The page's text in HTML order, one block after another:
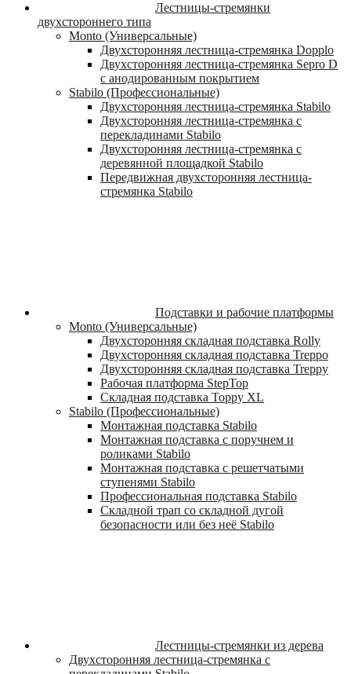
Лестницы-стремянки
двухстороннего типа
Monto (Универсальные)
Двухсторонняя лестница-стремянка Dopplo
Двухсторонняя лестница-стремянка Sepro D
с анодированным покрытием
Stabilo (Профессиональные)
Двухсторонняя лестница-стремянка Stabilo
Двухсторонняя лестница-стремянка с
перекладинами Stabilo
Двухсторонняя лестница-стремянка с
деревянной площадкой Stabilo
Передвижная двухсторонняя лестница-
стремянка Stabilo
Подставки и рабочие платформы
Monto (Универсальные)
Двухсторонняя складная подставка Rolly
Двухсторонняя складная подставка Treppo
Двухсторонняя складная подставка Treppy
Рабочая платформа StepTop
Складная подставка Toppy XL
Stabilo (Профессиональные)
Монтажная подставка Stabilo
Монтажная подставка с поручнем и
роликами Stabilo
Монтажная подставка с решетчатыми
ступенями Stabilo
Профессиональная подставка Stabilo
Складной трап со складной дугой
безопасности или без неё Stabilo
Лестницы-стремянки из дерева
Двухсторонняя лестница-стремянка с